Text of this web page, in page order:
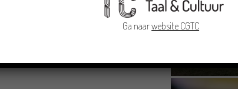
Oldenburg
19/06/2026
Ga naarwebsite CGTC